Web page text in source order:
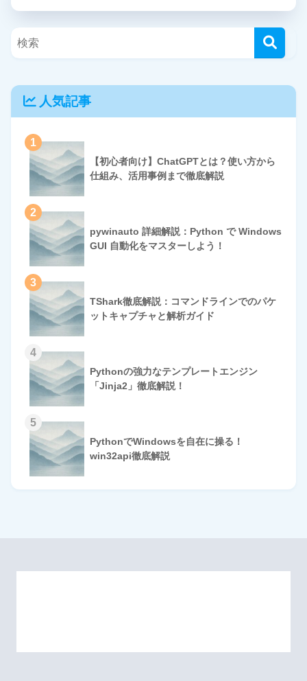
人気記事
1
【初心者向け】ChatGPTとは？使い方から
仕組み、活用事例まで徹底解説
2
pywinauto 詳細解説：Python で Windows
GUI 自動化をマスターしよう！
3
TShark徹底解説：コマンドラインでのパケ
ットキャプチャと解析ガイド
4
Pythonの強力なテンプレートエンジン
「Jinja2」徹底解説！
5
PythonでWindowsを自在に操る！
win32api徹底解説